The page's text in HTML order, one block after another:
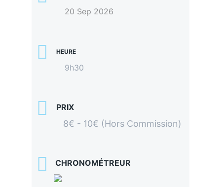
20 Sep 2026
HEURE
9h30
PRIX
8€ - 10€ (Hors Commission)
CHRONOMÉTREUR